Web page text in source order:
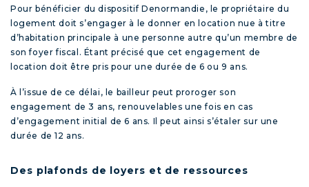
Pour bénéficier du dispositif Denormandie, le propriétaire du
logement doit s’engager à le donner en location nue à titre
d’habitation principale à une personne autre qu’un membre de
son foyer fiscal. Étant précisé que cet engagement de
location doit être pris pour une durée de 6 ou 9 ans.
À l’issue de ce délai, le bailleur peut proroger son
engagement de 3 ans, renouvelables une fois en cas
d’engagement initial de 6 ans. Il peut ainsi s’étaler sur une
durée de 12 ans.
Des plafonds de loyers et de ressources